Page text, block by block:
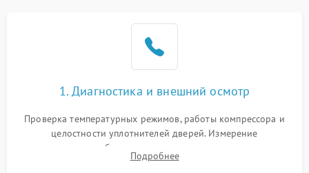
1. Диагностика и внешний осмотр
Проверка температурных режимов, работы компрессора и
целостности уплотнителей дверей. Измерение
сопротивления обмоток мотора, проверка термостата и
считывание кодов ошибок с электронного дисплея.
Подробнее